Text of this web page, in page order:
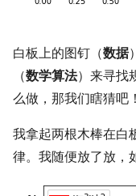
白板上的图钉（数据
（数学算法）来寻找
么做，那我们瞎猜吧！
我拿起两根木棒在白
律。我随便放了放，